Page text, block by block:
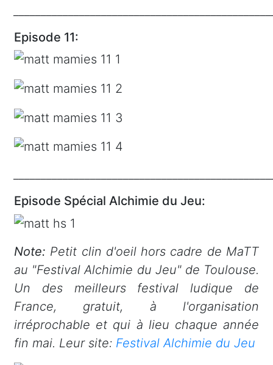
Episode 11:
Episode Spécial Alchimie du Jeu:
Note: Petit clin d'oeil hors cadre de MaTT
au "Festival Alchimie du Jeu" de Toulouse.
Un des meilleurs festival ludique de
France, gratuit, à l'organisation
irréprochable et qui à lieu chaque année
fin mai. Leur site: Festival Alchimie du Jeu